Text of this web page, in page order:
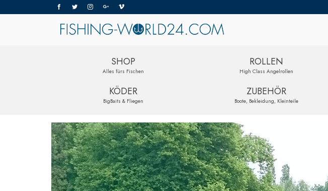
SHOP
Alles fürs Fischen
ROLLEN
High Class Angelrollen
KÖDER
BigBaits & Fliegen
ZUBEHÖR
Boote, Bekleidung, Kleinteile